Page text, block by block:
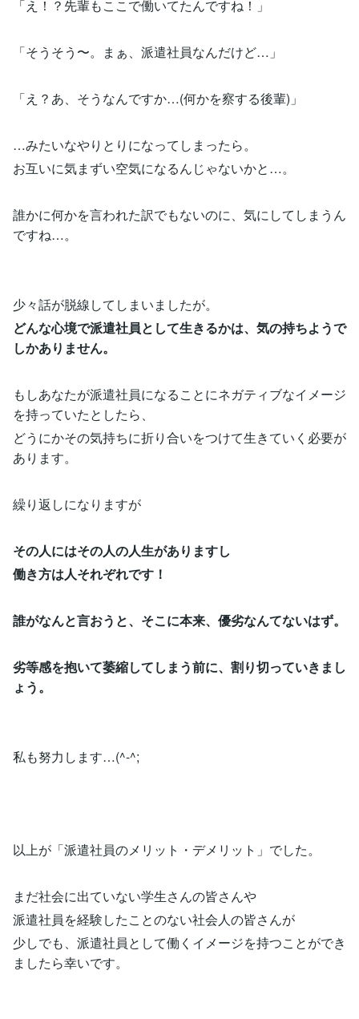
「え！？先輩もここで働いてたんですね！」
「そうそう〜。まぁ、派遣社員なんだけど…」
「え？あ、そうなんですか…(何かを察する後輩)」
…みたいなやりとりになってしまったら。
お互いに気まずい空気になるんじゃないかと…。
誰かに何かを言われた訳でもないのに、気にしてしまうん
ですね…。
少々話が脱線してしまいましたが。
どんな心境で派遣社員として生きるかは、気の持ちようで
しかありません。
もしあなたが派遣社員になることにネガティブなイメージ
を持っていたとしたら、
どうにかその気持ちに折り合いをつけて生きていく必要が
あります。
繰り返しになりますが
その人にはその人の人生がありますし
働き方は人それぞれです！
誰がなんと言おうと、そこに本来、優劣なんてないはず。
劣等感を抱いて萎縮してしまう前に、割り切っていきまし
ょう。
私も努力します…(^-^;
以上が「派遣社員のメリット・デメリット」でした。
まだ社会に出ていない学生さんの皆さんや
派遣社員を経験したことのない社会人の皆さんが
少しでも、派遣社員として働くイメージを持つことができ
ましたら幸いです。